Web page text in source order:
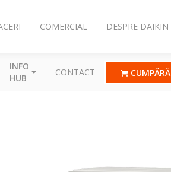
COMERCIAL DESPRE DAIKIN
INFO
HUB
CONTACT CUMPĂRĂ